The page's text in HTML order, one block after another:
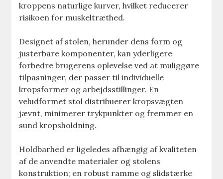
kroppens naturlige kurver, hvilket reducerer
risikoen for muskeltræthed.
Designet af stolen, herunder dens form og
justerbare komponenter, kan yderligere
forbedre brugerens oplevelse ved at muliggøre
tilpasninger, der passer til individuelle
kropsformer og arbejdsstillinger. En
veludformet stol distribuerer kropsvægten
jævnt, minimerer trykpunkter og fremmer en
sund kropsholdning.
Holdbarhed er ligeledes afhængig af kvaliteten
af de anvendte materialer og stolens
konstruktion; en robust ramme og slidstærke